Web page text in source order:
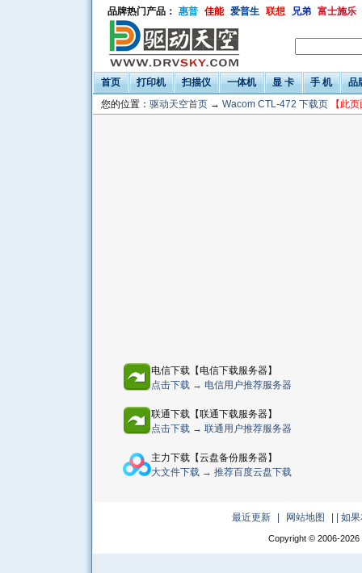
品牌热门产品： 惠普 佳能 爱普生 联想 兄弟 富士施乐
首页 打印机 扫描仪 一体机 显 卡 手 机
品
您的位置： 驱动天空首页 → Wacom CTL-472 下载页 【此
电信下载【电信下载服务器】
点击下载 → 电信用户推荐服务器
联通下载【联通下载服务器】
点击下载 → 联通用户推荐服务器
主力下载【云盘备份服务器】
大文件下载 → 推荐百度云盘下载
最近更新 网站地图 | 如
Copyright © 2006-2026